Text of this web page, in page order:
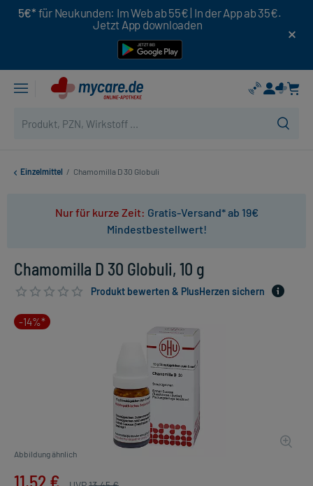
5€* für Neukunden: Im Web ab 55€ | In der App ab 35€.
Jetzt App downloaden
Einzelmittel / Chamomilla D 30 Globuli
Nur für kurze Zeit: Gratis-Versand* ab 19€
Mindestbestellwert!
Chamomilla D 30 Globuli, 10 g
Produkt bewerten & PlusHerzen sichern
-14%*
Abbildung ähnlich